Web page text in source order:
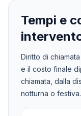
Tempi e
Diritto di
e il costo finale
chiamata, dalla
notturna o festiva.